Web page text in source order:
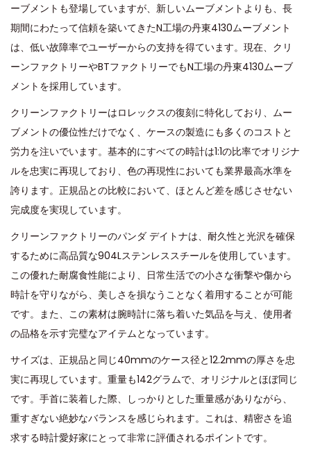
ーブメントも登場していますが、新しいムーブメントよりも、長
期間にわたって信頼を築いてきたN工場の丹東4130ムーブメント
は、低い故障率でユーザーからの支持を得ています。現在、クリ
ーンファクトリーやBTファクトリーでもN工場の丹東4130ムーブ
メントを採用しています。
クリーンファクトリーはロレックスの復刻に特化しており、ムー
ブメントの優位性だけでなく、ケースの製造にも多くのコストと
労力を注いでいます。基本的にすべての時計は1:1の比率でオリジナ
ルを忠実に再現しており、色の再現性においても業界最高水準を
誇ります。正規品との比較において、ほとんど差を感じさせない
完成度を実現しています。
クリーンファクトリーのパンダ デイトナは、耐久性と光沢を確保
するために高品質な904Lステンレススチールを使用しています。
この優れた耐腐食性能により、日常生活での小さな衝撃や傷から
時計を守りながら、美しさを損なうことなく着用することが可能
です。また、この素材は腕時計に落ち着いた気品を与え、使用者
の品格を示す完璧なアイテムとなっています。
サイズは、正規品と同じ40mmのケース径と12.2mmの厚さを忠
実に再現しています。重量も142グラムで、オリジナルとほぼ同じ
です。手首に装着した際、しっかりとした重量感がありながら、
重すぎない絶妙なバランスを感じられます。これは、精密さを追
求する時計愛好家にとって非常に評価されるポイントです。